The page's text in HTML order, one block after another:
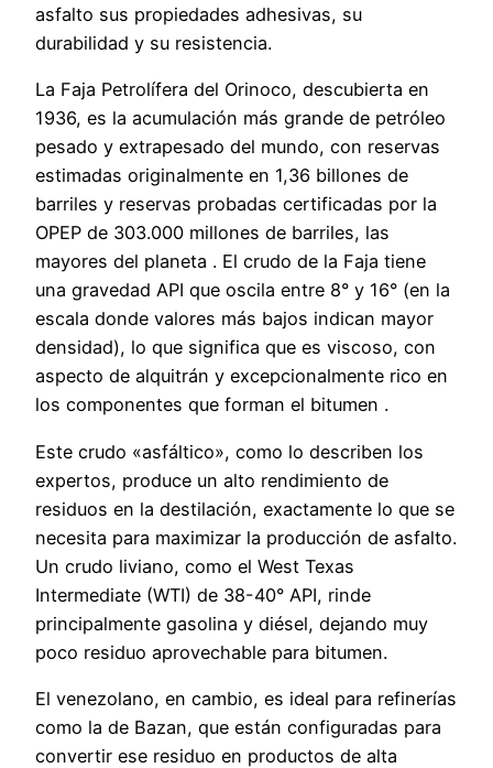
asfalto sus propiedades adhesivas, su
durabilidad y su resistencia.
La Faja Petrolífera del Orinoco, descubierta en
1936, es la acumulación más grande de petróleo
pesado y extrapesado del mundo, con reservas
estimadas originalmente en 1,36 billones de
barriles y reservas probadas certificadas por la
OPEP de 303.000 millones de barriles, las
mayores del planeta . El crudo de la Faja tiene
una gravedad API que oscila entre 8° y 16° (en la
escala donde valores más bajos indican mayor
densidad), lo que significa que es viscoso, con
aspecto de alquitrán y excepcionalmente rico en
los componentes que forman el bitumen .
Este crudo «asfáltico», como lo describen los
expertos, produce un alto rendimiento de
residuos en la destilación, exactamente lo que se
necesita para maximizar la producción de asfalto.
Un crudo liviano, como el West Texas
Intermediate (WTI) de 38-40° API, rinde
principalmente gasolina y diésel, dejando muy
poco residuo aprovechable para bitumen.
El venezolano, en cambio, es ideal para refinerías
como la de Bazan, que están configuradas para
convertir ese residuo en productos de alta